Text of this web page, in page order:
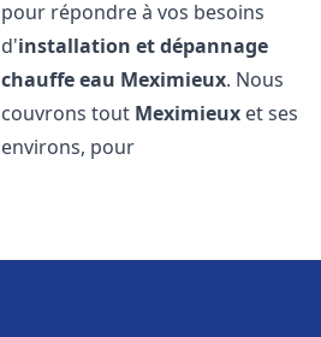
pour répondre à vos besoins
d'installation et dépannage
chauffe eau Meximieux. Nous
couvrons tout Meximieux et ses
environs, pour